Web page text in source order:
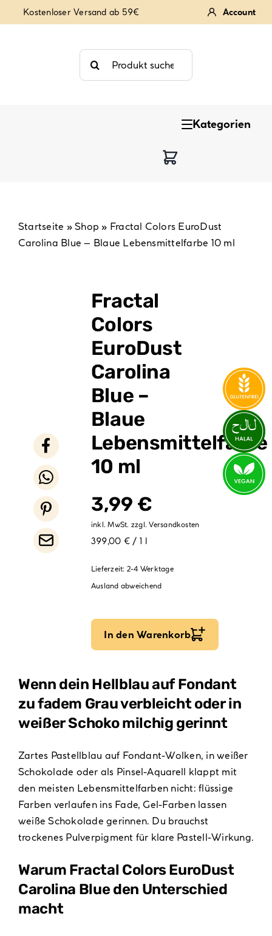
Inhalt
Kostenloser Versand ab 59€ Account
Suche
nach:
Kategorien
Backzubehör & Backwerkzeug
Partydekoration
Startseite »Shop » Fractal Colors EuroDust
Carolina Blue – Blaue Lebensmittelfarbe 10 ml
Fractal
Colors
EuroDust
Carolina
Blue –
Blaue
Lebensmittelfarbe
10 ml
3,99 €
inkl. MwSt. zzgl.Versandkosten
399,00 € / 1 l
Lieferzeit: 2-4 Werktage
Ausland abweichend
In den Warenkorb
Wenn dein Hellblau auf Fondant
zu fadem Grau verbleicht oder in
weißer Schoko milchig gerinnt
Zartes Pastellblau auf Fondant-Wolken, in weißer
Schokolade oder als Pinsel-Aquarell klappt mit
den meisten Lebensmittelfarben nicht: flüssige
Farben verlaufen ins Fade, Gel-Farben lassen
weiße Schokolade gerinnen. Du brauchst
trockenes Pulverpigment für klare Pastell-Wirkung.
Warum Fractal Colors EuroDust
Carolina Blue den Unterschied
macht